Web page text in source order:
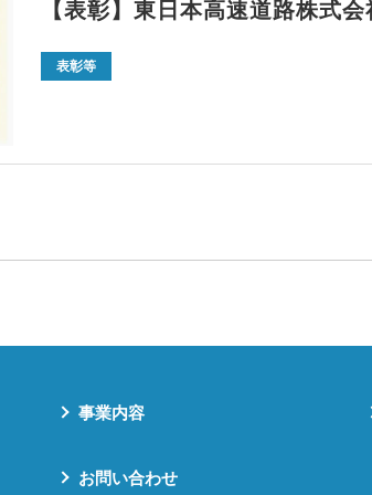
【表彰】東日本高速道路株式
表彰等
事業内容
お問い合わせ